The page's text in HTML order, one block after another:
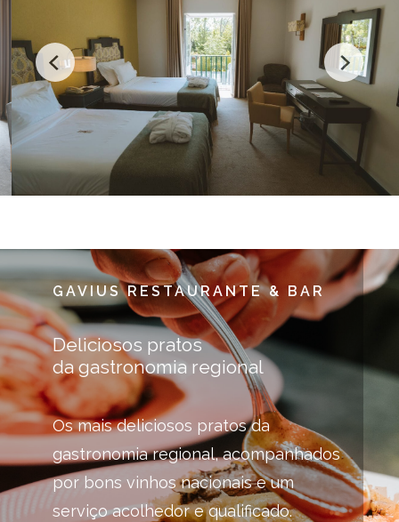
GAVIUS RESTAURANTE & BAR
Deliciosos pratos
da gastronomia regional
Os mais deliciosos pratos da
gastronomia regional, acompanhados
por bons vinhos nacionais e um
serviço acolhedor e qualificado.